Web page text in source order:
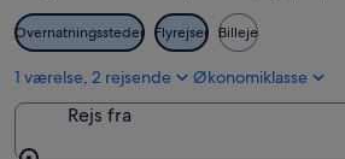
Overnatningssteder Flyrejser Billeje
1 værelse, 2 rejsende Økonomiklasse
Rejs fra